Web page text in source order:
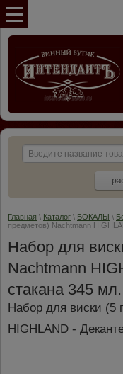
Главная \ Каталог \ БОКАЛЫ \
предметов) Nachtmann
Набор для
Nachtmann
стакана 345
Набор для виски (5
HIGHLAND -